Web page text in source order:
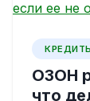
ОЗОН
что